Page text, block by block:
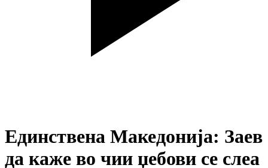
Единствена Македонија: Заев
да каже во чии џебови се слеа